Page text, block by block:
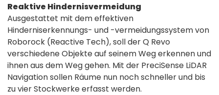
Reaktive Hindernisvermeidung
Ausgestattet mit dem effektiven
Hinderniserkennungs- und -vermeidungssystem von
Roborock (Reactive Tech), soll der Q Revo
verschiedene Objekte auf seinem Weg erkennen und
ihnen aus dem Weg gehen. Mit der PreciSense LiDAR
Navigation sollen Räume nun noch schneller und bis
zu vier Stockwerke erfasst werden.